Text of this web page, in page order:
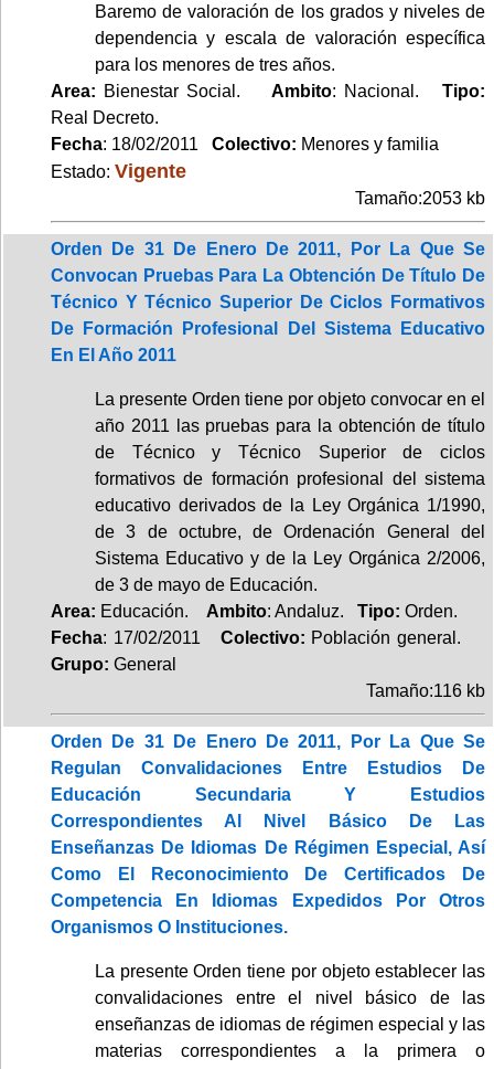
Baremo de valoración de los grados y niveles de
dependencia y escala de valoración específica
para los menores de tres años.
Area: Bienestar Social. Ambito: Nacional. Tipo:
Real Decreto.
Fecha: 18/02/2011 Colectivo: Menores y familia
Estado: Vigente
Tamaño:2053 kb
Orden De 31 De Enero De 2011, Por La Que Se
Convocan Pruebas Para La Obtención De Título De
Técnico Y Técnico Superior De Ciclos Formativos
De Formación Profesional Del Sistema Educativo
En El Año 2011
La presente Orden tiene por objeto convocar en el
año 2011 las pruebas para la obtención de título
de Técnico y Técnico Superior de ciclos
formativos de formación profesional del sistema
educativo derivados de la Ley Orgánica 1/1990,
de 3 de octubre, de Ordenación General del
Sistema Educativo y de la Ley Orgánica 2/2006,
de 3 de mayo de Educación.
Area: Educación. Ambito: Andaluz. Tipo: Orden.
Fecha: 17/02/2011 Colectivo: Población general.
Grupo: General
Tamaño:116 kb
Orden De 31 De Enero De 2011, Por La Que Se
Regulan Convalidaciones Entre Estudios De
Educación Secundaria Y Estudios
Correspondientes Al Nivel Básico De Las
Enseñanzas De Idiomas De Régimen Especial, Así
Como El Reconocimiento De Certificados De
Competencia En Idiomas Expedidos Por Otros
Organismos O Instituciones.
La presente Orden tiene por objeto establecer las
convalidaciones entre el nivel básico de las
enseñanzas de idiomas de régimen especial y las
materias correspondientes a la primera o